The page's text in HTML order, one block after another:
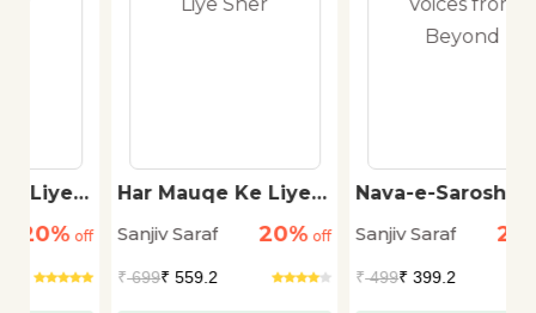
Har Mauqe Ke Liye
Sanjiv Saraf
20%
₹699₹ 559.2
Nava-e-Sarosh:
Sanjiv Saraf
20%
₹499₹ 399.2